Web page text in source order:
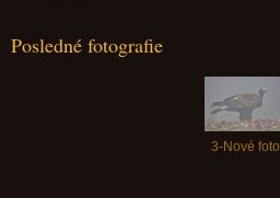
Posledné fotografie
3-Nové foto